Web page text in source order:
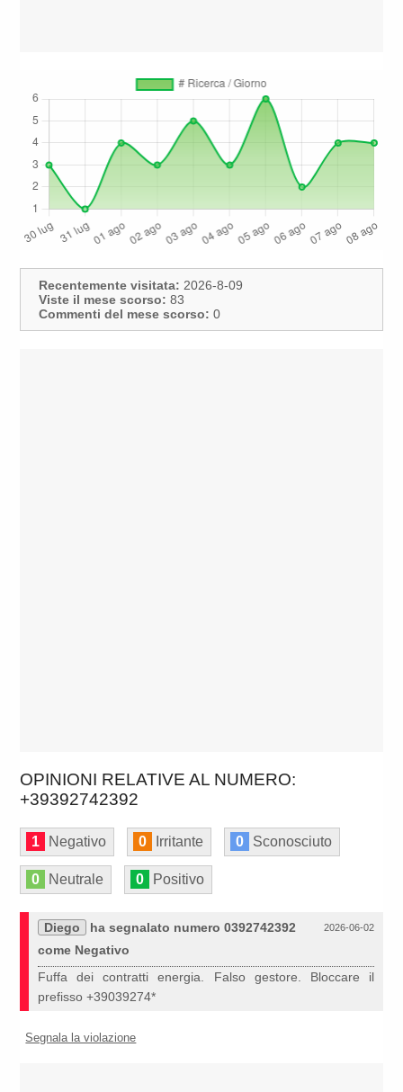
Recentemente visitata: 2026-8-09
Viste il mese scorso: 83
Commenti del mese scorso: 0
OPINIONI RELATIVE AL NUMERO:
+39392742392
1 Negativo 0 Irritante 0 Sconosciuto
0 Neutrale 0 Positivo
2026-06-02
Diego
ha segnalato numero 0392742392
come Negativo
Fuffa dei contratti energia. Falso gestore. Bloccare il
prefisso +39039274*
Segnala la violazione